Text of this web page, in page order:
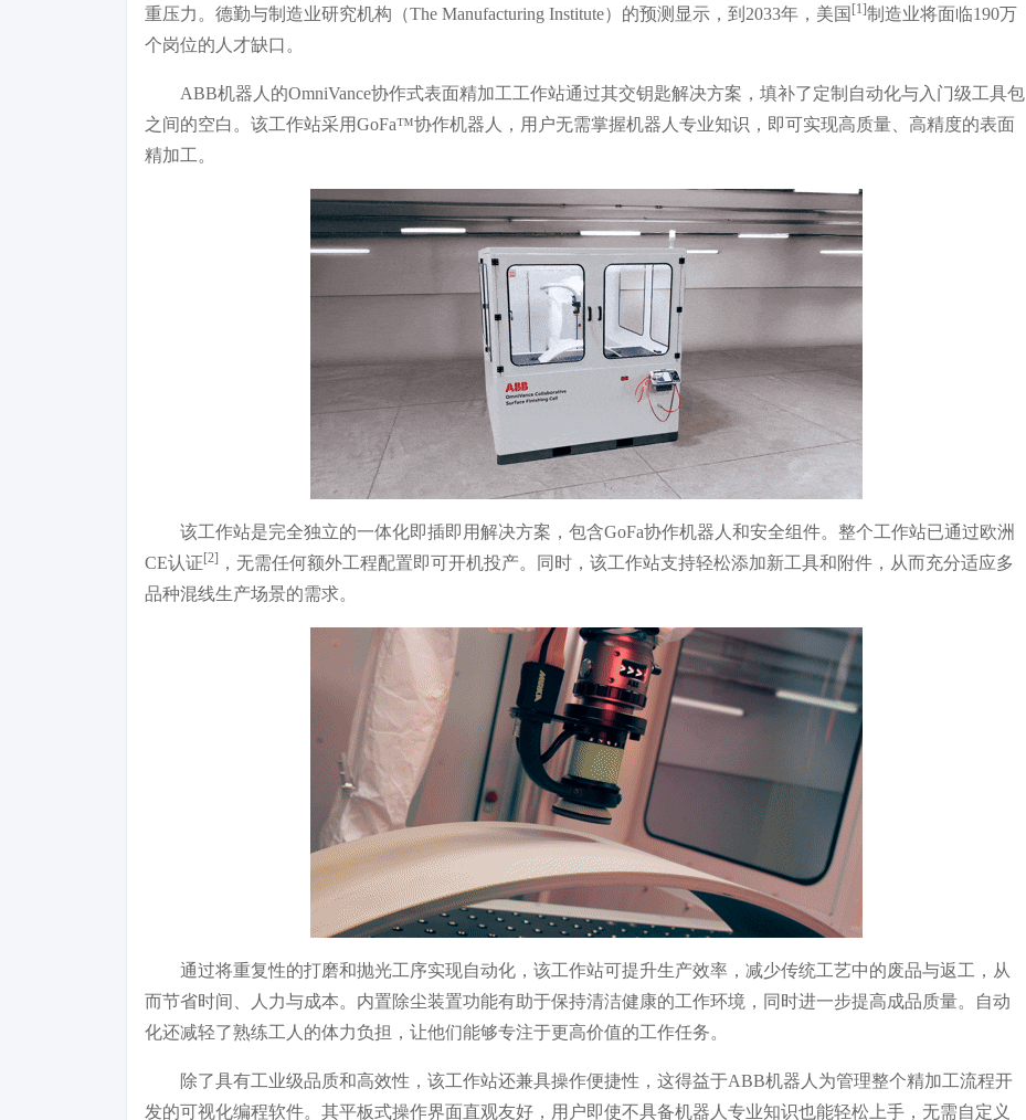
重压力。德勤与制造业研究机构（The Manufacturing Institute）的预测显示，到2033年，美国 [1]制造业将面临190万
个岗位的人才缺口。
ABB机器人的OmniVance协作式表面精加工工作站通过其交钥匙解决方案，填补了定制自动化与入门级工具包
之间的空白。该工作站采用GoFa™协作机器人，用户无需掌握机器人专业知识，即可实现高质量、高精度的表面
精加工。
该工作站是完全独立的一体化即插即用解决方案，包含GoFa协作机器人和安全组件。整个工作站已通过欧洲
CE认证 [2]
，无需任何额外工程配置即可开机投产。同时，该工作站支持轻松添加新工具和附件，从而充分适应多
品种混线生产场景的需求。
通过将重复性的打磨和抛光工序实现自动化，该工作站可提升生产效率，减少传统工艺中的废品与返工，从
而节省时间、人力与成本。内置除尘装置功能有助于保持清洁健康的工作环境，同时进一步提高成品质量。自动
化还减轻了熟练工人的体力负担，让他们能够专注于更高价值的工作任务。
除了具有工业级品质和高效性，该工作站还兼具操作便捷性，这得益于ABB机器人为管理整个精加工流程开
发的可视化编程软件。其平板式操作界面直观友好，用户即使不具备机器人专业知识也能轻松上手，无需自定义